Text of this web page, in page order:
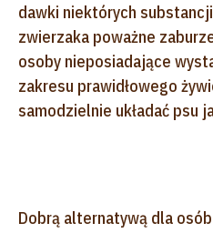
dawki niektórych substancji
zwierzaka poważne
osoby nieposiadające
zakresu prawidłowego
samodzielnie układać psu
Dobrą alternatywą dla